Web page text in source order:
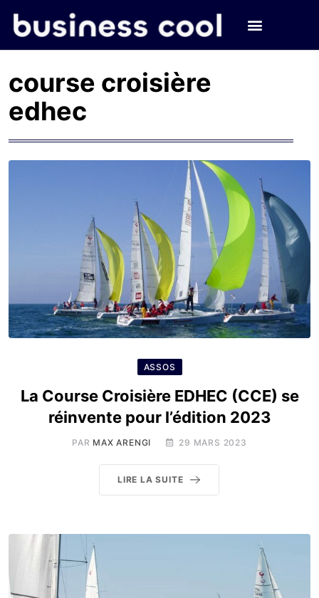
course croisière
edhec
ASSOS
La Course Croisière EDHEC (CCE) se
réinvente pour l’édition 2023
PAR MAX ARENGI 29 MARS 2023
LIRE LA SUITE